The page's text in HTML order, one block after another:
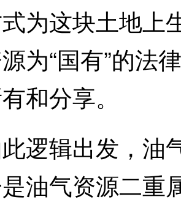
为这块土地上
为“国有”的法
和分享。
辑出发，油
油气资源二重